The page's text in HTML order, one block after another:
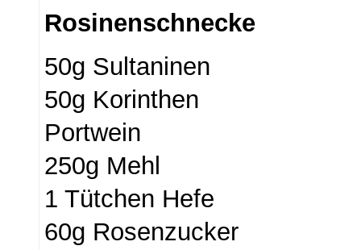
Rosinenschnecke
50g Sultaninen
50g Korinthen
Portwein
250g Mehl
1 Tütchen Hefe
60g Rosenzucker